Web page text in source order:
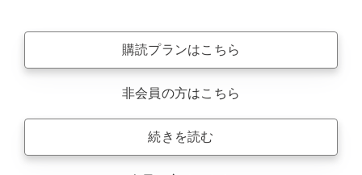
購読プランはこちら
非会員の方はこちら
続きを読む